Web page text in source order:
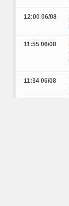
12:00 06/08
11:55 06/08
11:34 06/08